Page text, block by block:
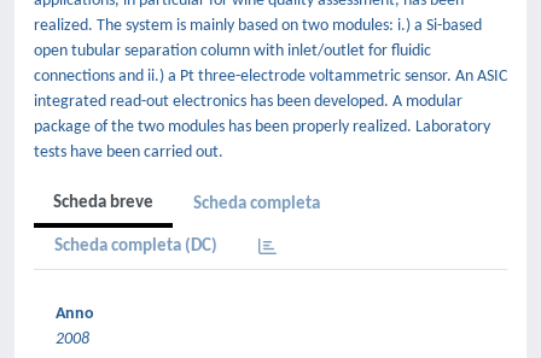
realized. The system is mainly based on two modules: i.) a Si-based
open tubular separation column with inlet/outlet for fluidic
connections and ii.) a Pt three-electrode voltammetric sensor. An ASIC
integrated read-out electronics has been developed. A modular
package of the two modules has been properly realized. Laboratory
tests have been carried out.
Scheda breve Scheda completa
Scheda completa (DC)
Anno
2008